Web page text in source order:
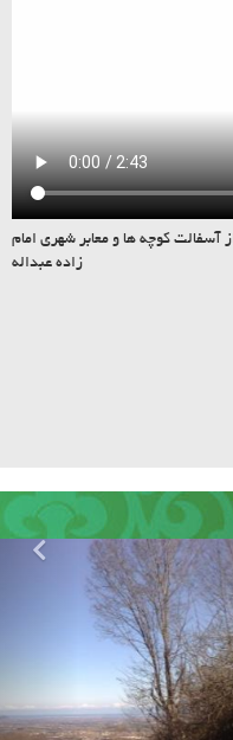
آسفالت کوچه ها و معابر شهری امام
زاده عبداله